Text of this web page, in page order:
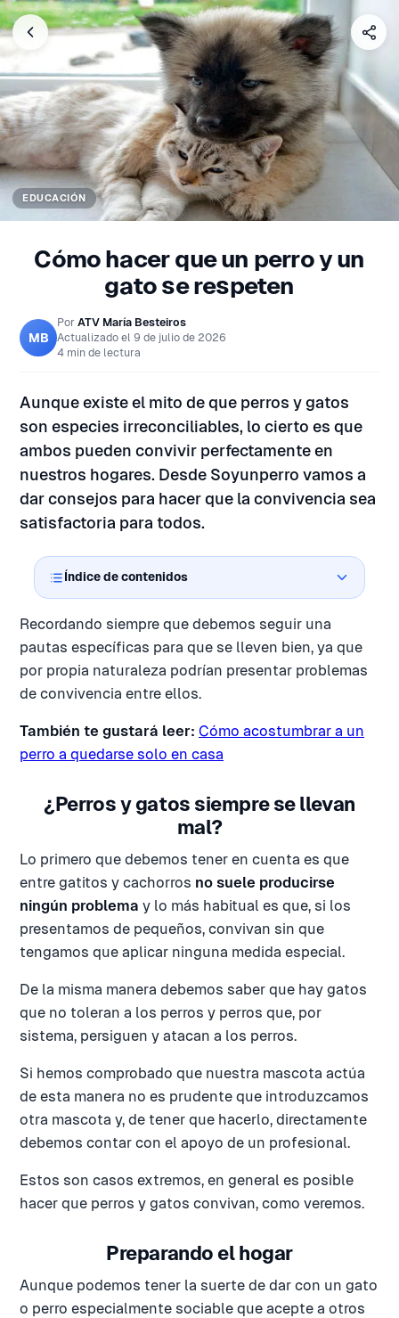
EDUCACIÓN
Cómo hacer que un perro y un
gato se respeten
MB
Por ATV María Besteiros
Actualizado el 9 de julio de 2026
4 min de lectura
Aunque existe el mito de que perros y gatos
son especies irreconciliables, lo cierto es que
ambos pueden convivir perfectamente en
nuestros hogares. Desde Soyunperro vamos a
dar consejos para hacer que la convivencia sea
satisfactoria para todos.
Índice de contenidos
Recordando siempre que debemos seguir una
pautas específicas para que se lleven bien, ya que
por propia naturaleza podrían presentar problemas
de convivencia entre ellos.
También te gustará leer: Cómo acostumbrar a un
perro a quedarse solo en casa
¿Perros y gatos siempre se llevan
mal?
Lo primero que debemos tener en cuenta es que
entre gatitos y cachorros no suele producirse
ningún problema y lo más habitual es que, si los
presentamos de pequeños, convivan sin que
tengamos que aplicar ninguna medida especial.
De la misma manera debemos saber que hay gatos
que no toleran a los perros y perros que, por
sistema, persiguen y atacan a los perros.
Si hemos comprobado que nuestra mascota actúa
de esta manera no es prudente que introduzcamos
otra mascota y, de tener que hacerlo, directamente
debemos contar con el apoyo de un profesional.
Estos son casos extremos, en general es posible
hacer que perros y gatos convivan, como veremos.
Preparando el hogar
Aunque podemos tener la suerte de dar con un gato
o perro especialmente sociable que acepte a otros